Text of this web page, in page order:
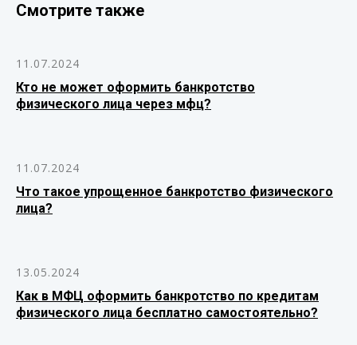
Смотрите также
11.07.2024
Кто не может оформить банкротство
физического лица через мфц?
11.07.2024
Что такое упрощенное банкротство физического
лица?
13.05.2024
Как в МФЦ оформить банкротство по кредитам
физического лица бесплатно самостоятельно?